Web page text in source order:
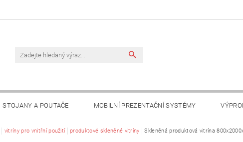
STOJANY A POUTAČE MOBILNÍ PREZENTAČNÍ SYSTÉMY
vitríny pro vnitřní použití produktové skleněné vitríny Skleněná produktová vitrína